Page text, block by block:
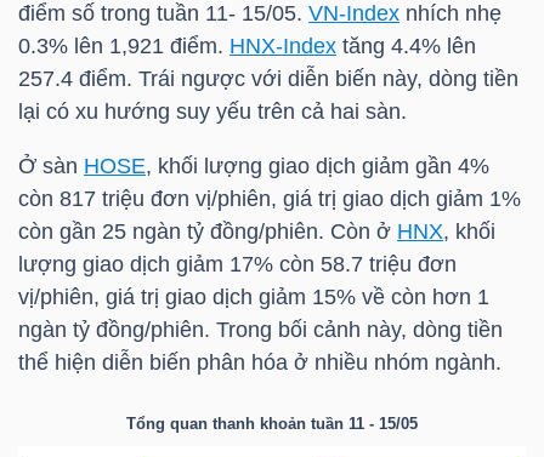
điểm số trong tuần 11- 15/05. VN-Index nhích nhẹ
0.3% lên 1,921 điểm. HNX-Index tăng 4.4% lên
257.4 điểm. Trái ngược với diễn biến này, dòng tiền
lại có xu hướng suy yếu trên cả hai sàn.
Ở sàn HOSE, khối lượng giao dịch giảm gần 4%
còn 817 triệu đơn vị/phiên, giá trị giao dịch giảm 1%
còn gần 25 ngàn tỷ đồng/phiên. Còn ở HNX, khối
lượng giao dịch giảm 17% còn 58.7 triệu đơn
vị/phiên, giá trị giao dịch giảm 15% về còn hơn 1
ngàn tỷ đồng/phiên. Trong bối cảnh này, dòng tiền
thể hiện diễn biến phân hóa ở nhiều nhóm ngành.
Tổng quan thanh khoản tuần 11 - 15/05
TÀI
HÀNG
HÓA